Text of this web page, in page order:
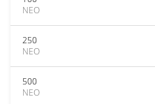
NEO
250
NEO
500
NEO